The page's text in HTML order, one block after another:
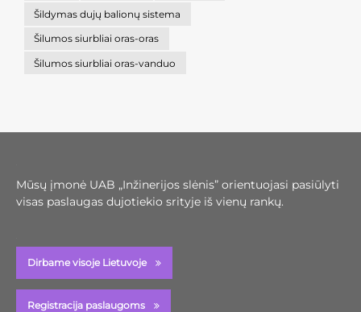
Šildymas dujų balionų sistema
Šilumos siurbliai oras-oras
Šilumos siurbliai oras-vanduo
Mūsų įmonė UAB „Inžinerijos slėnis” orientuojasi pasiūlyti
visas paslaugas dujotiekio srityje iš vienų rankų.
Dirbame visoje Lietuvoje
Registracija paslaugoms